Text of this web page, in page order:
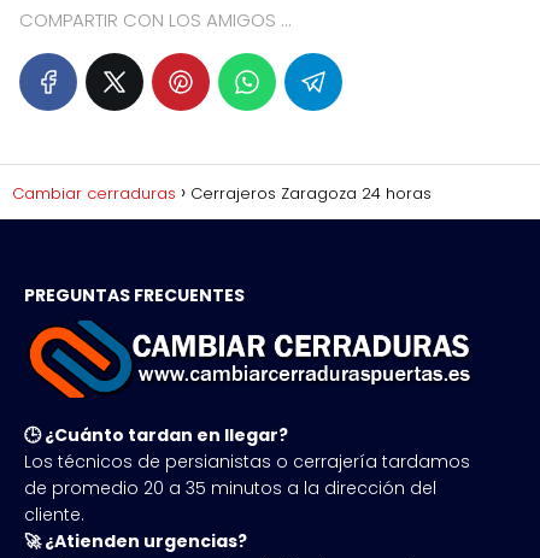
COMPARTIR CON LOS AMIGOS ...
Cambiar cerraduras Cerrajeros Zaragoza 24 horas
PREGUNTAS FRECUENTES
🕒 ¿Cuánto tardan en llegar?
Los técnicos de persianistas o cerrajería tardamos
de promedio 20 a 35 minutos a la dirección del
cliente.
🚀 ¿Atienden urgencias?